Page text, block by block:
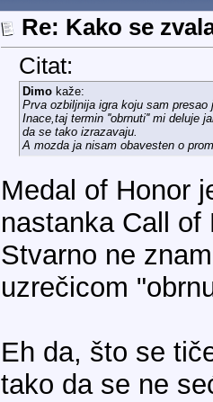
Re: Kako se
Citat:
Dimokaže:
Prva ozbiljnija igra koju sam
Inace,taj termin ''obrnuti'' mi deluje
da se tako izrazavaju.
A mozda ja nisam obavesten o
Medal of Honor
nastanka Call of
Stvarno ne
uzrečicom
Eh da, što se
tako da se ne